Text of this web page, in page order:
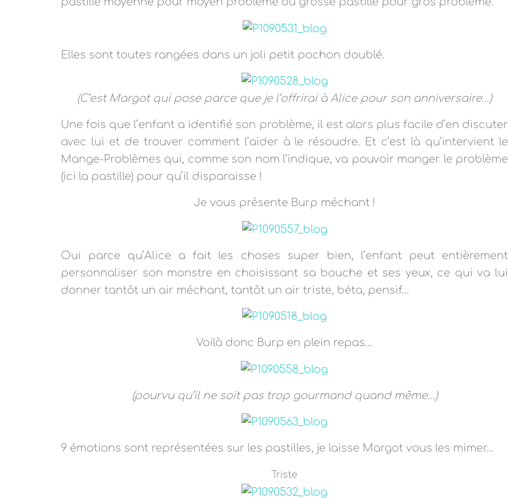
Elles sont toutes rangées dans un joli petit pochon doublé.
(C’est Margot qui pose parce que je l’offrirai à Alice pour son anniversaire…)
Une fois que l’enfant a identifié son problème, il est alors plus facile d’en discuter
avec lui et de trouver comment l’aider à le résoudre. Et c’est là qu’intervient le
Mange-Problèmes qui, comme son nom l’indique, va pouvoir manger le problème
(ici la pastille) pour qu’il disparaisse !
Je vous présente Burp méchant !
Oui parce qu’Alice a fait les choses super bien, l’enfant peut entièrement
personnaliser son monstre en choisissant sa bouche et ses yeux, ce qui va lui
donner tantôt un air méchant, tantôt un air triste, béta, pensif…
Voilà donc Burp en plein repas…
(pourvu qu’il ne soit pas trop gourmand quand même…)
9 émotions sont représentées sur les pastilles, je laisse Margot vous les mimer…
Triste